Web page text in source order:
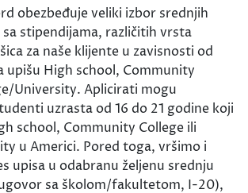
obezbeđuje veliki izbor srednjih
stipendijama, različitih vrsta
za naše klijente u zavisnosti od
upišu High school, Community
University. Aplicirati mogu
uzrasta od 16 do 21 godine koji
school, Community College ili
u Americi. Pored toga, vršimo i
upisa u odabranu željenu srednju
sa školom/fakultetom, I-20),